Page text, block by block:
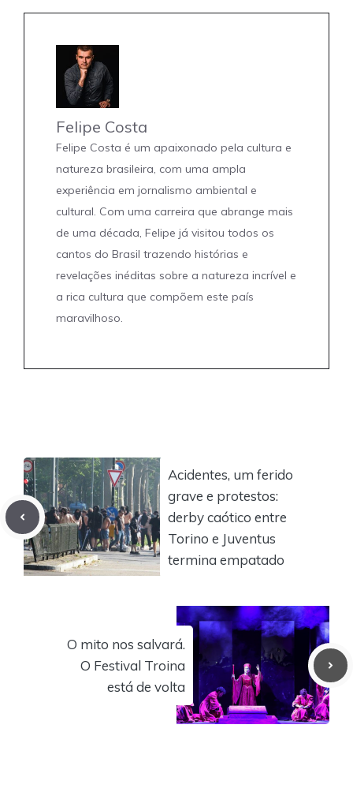
Felipe Costa
Felipe Costa é um apaixonado pela cultura e
natureza brasileira, com uma ampla
experiência em jornalismo ambiental e
cultural. Com uma carreira que abrange mais
de uma década, Felipe já visitou todos os
cantos do Brasil trazendo histórias e
revelações inéditas sobre a natureza incrível e
a rica cultura que compõem este país
maravilhoso.
Acidentes, um ferido
grave e protestos:
derby caótico entre
Torino e Juventus
termina empatado
O mito nos salvará.
O Festival Troina
está de volta